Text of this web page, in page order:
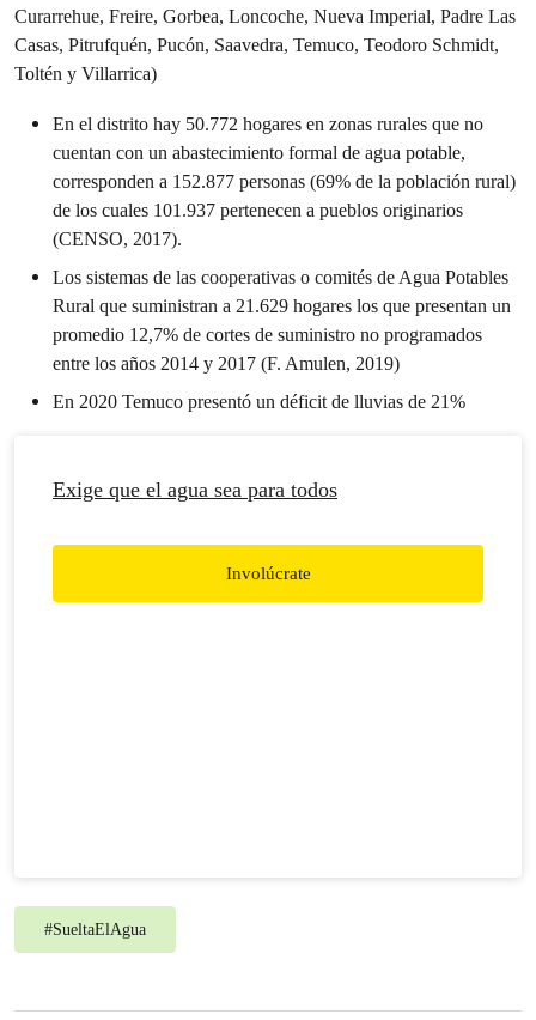
Curarrehue, Freire, Gorbea, Loncoche, Nueva Imperial, Padre Las
Casas, Pitrufquén, Pucón, Saavedra, Temuco, Teodoro Schmidt,
Toltén y Villarrica)
En el distrito hay 50.772 hogares en zonas rurales que no
cuentan con un abastecimiento formal de agua potable,
corresponden a 152.877 personas (69% de la población rural)
de los cuales 101.937 pertenecen a pueblos originarios
(CENSO, 2017).
Los sistemas de las cooperativas o comités de Agua Potables
Rural que suministran a 21.629 hogares los que presentan un
promedio 12,7% de cortes de suministro no programados
entre los años 2014 y 2017 (F. Amulen, 2019)
En 2020 Temuco presentó un déficit de lluvias de 21%
Exige que el agua sea para todos
Involúcrate
#SueltaElAgua